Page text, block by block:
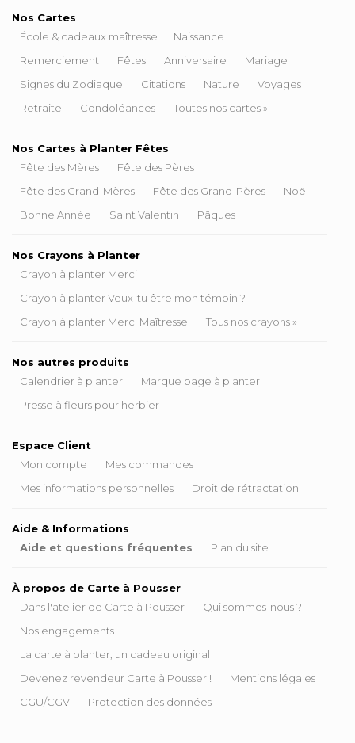
Nos Cartes
École & cadeaux maîtresse
Naissance
Remerciement
Fêtes Anniversaire
Mariage
Signes du Zodiaque
Citations Nature
Voyages
Retraite
Condoléances Toutes nos cartes »
Nos Cartes à Planter Fêtes
Fête des Mères
Fête des Pères
Fête des Grand-Mères
Fête des Grand-Pères
Noël
Bonne Année
Saint Valentin Pâques
Nos Crayons à Planter
Crayon à planter Merci
Crayon à planter Veux-tu être mon témoin ?
Crayon à planter Merci Maîtresse
Tous nos crayons »
Nos autres produits
Calendrier à planter
Marque page à planter
Presse à fleurs pour herbier
Espace Client
Mon compte
Mes commandes
Mes informations personnelles
Droit de rétractation
Aide & Informations
Aide et questions fréquentes
Plan du site
À propos de Carte à Pousser
Dans l'atelier de Carte à Pousser
Qui sommes-nous ?
Nos engagements
La carte à planter, un cadeau original
Devenez revendeur Carte à Pousser !
Mentions légales
CGU/CGV
Protection des données